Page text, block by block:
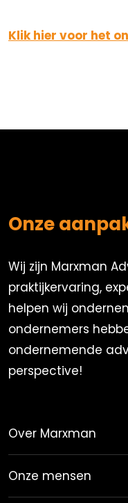
Klik hier voor het
Onze
Wij zijn Marxman
praktijkervaring,
helpen wij
ondernemers
ondernemende
perspective!
Over Marxman
Onze mensen